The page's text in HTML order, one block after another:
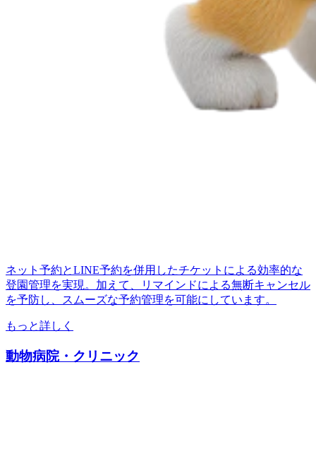
ネット予約とLINE予約を併用したチケットによる効率的な
登園管理を実現。加えて、リマインドによる無断キャンセル
を予防し、スムーズな予約管理を可能にしています。
もっと詳しく
動物病院・クリニック